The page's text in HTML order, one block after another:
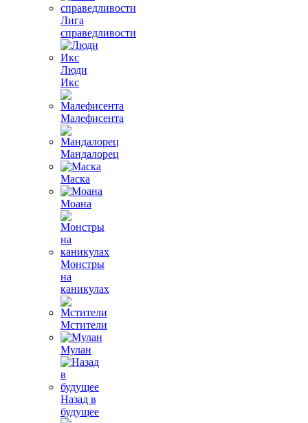
Лига
справедливости
Люди
Икс
Малефисента
Мандалорец
Маска
Моана
Монстры
на
каникулах
Мстители
Мулан
Назад в
будущее